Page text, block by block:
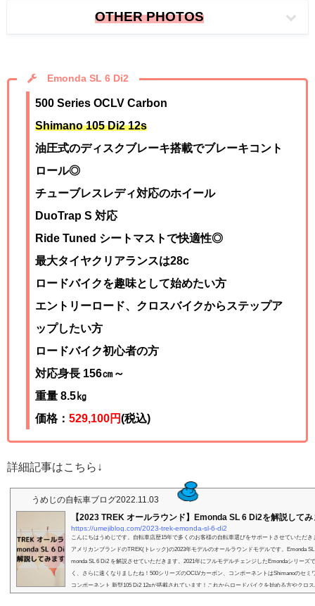
OTHER PHOTOS
Emonda SL 6 Di2
500 Series OCLV Carbon
Shimano 105 Di2 12s
油圧式のディスクブレーキ搭載でブレーキコント
ロール◎
チューブレスレディ対応のホイール
DuoTrap S 対応
Ride Tuned シートマストで快適性◎
最大タイヤクリアランスは28c
ロードバイクを趣味として始めたい方
エントリーロード、クロスバイクからステップア
ップしたい方
ロードバイク初心者の方
対応身長 156㎝～
重量 8.5㎏
価格： 529,100円(税込)
詳細記事はこちら↓
うめじの自転車ブログ2022.11.03
【2023 TREK オールラウンド】Emonda SL 6 Di2を解説して
https://umejiblog.com/2023-trek-emonda-sl-6-di2
こんにちはうめじです。自転車店歴15年で多くのお客様の自転車選びをサポートさせていただき
アメリカンブランドのTREK(トレック)の2023年モデルのオールラウンドモデルです。Emonda
monda SL 6 Di2 を解説させていただきます。2021年にフルモデルチェンジしたEmondaシリーズ
く、さらに速くなりましたね！500シリーズのOCLVカーボン、コンポーネントはShimanoのセミ
コンポーネント 新型105 Di2 12sが搭載されています！これからロードバイクを始める方やクロ